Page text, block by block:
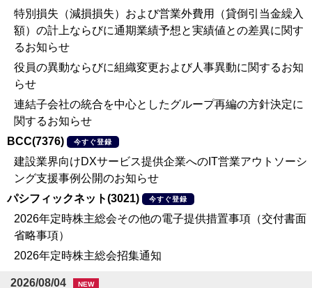
特別損失（減損損失）および営業外費用（貸倒引当金繰入
額）の計上ならびに通期業績予想と実績値との差異に関す
るお知らせ
役員の異動ならびに組織変更および人事異動に関するお知
らせ
連結子会社の統合を中心としたグループ再編の方針決定に
関するお知らせ
BCC(7376)
今すぐ登録
建設業界向けDXサービス提供企業へのIT営業アウトソーシ
ング支援事例公開のお知らせ
パシフィックネット(3021)
今すぐ登録
2026年定時株主総会その他の電子提供措置事項（交付書面
省略事項）
2026年定時株主総会招集通知
2026/08/04 NEW